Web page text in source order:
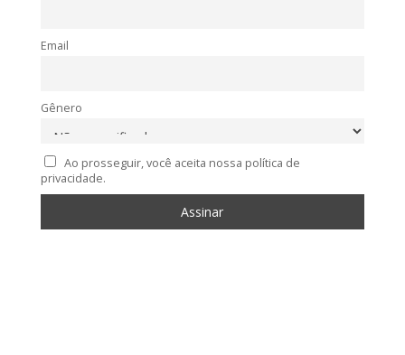
Email
Gênero
Ao prosseguir, você aceita nossa política de
privacidade.